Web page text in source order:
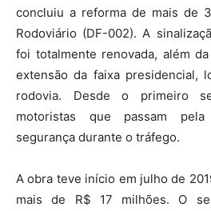
concluiu a reforma de mais de
Rodoviário (DF-002). A
foi totalmente renovada, além
extensão da faixa presidencial,
rodovia. Desde o primeiro
motoristas que passam
segurança durante o tráfego.
A obra teve início em julho de
mais de R$ 17 milhões. O